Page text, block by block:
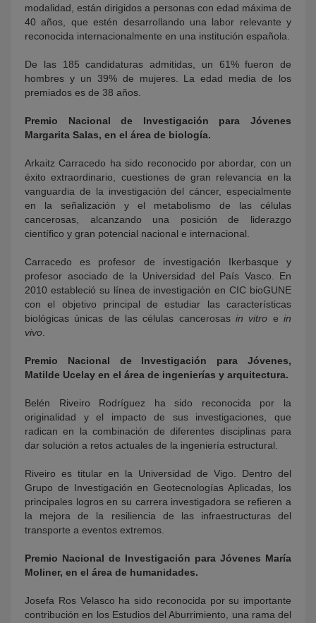
modalidad, están dirigidos a personas con edad máxima de
40 años, que estén desarrollando una labor relevante y
reconocida internacionalmente en una institución española.
De las 185 candidaturas admitidas, un 61% fueron de
hombres y un 39% de mujeres. La edad media de los
premiados es de 38 años.
Premio Nacional de Investigación para Jóvenes
Margarita Salas, en el área de biología.
Arkaitz Carracedo ha sido reconocido por abordar, con un
éxito extraordinario, cuestiones de gran relevancia en la
vanguardia de la investigación del cáncer, especialmente
en la señalización y el metabolismo de las células
cancerosas, alcanzando una posición de liderazgo
científico y gran potencial nacional e internacional.
Carracedo es profesor de investigación Ikerbasque y
profesor asociado de la Universidad del País Vasco. En
2010 estableció su línea de investigación en CIC bioGUNE
con el objetivo principal de estudiar las características
biológicas únicas de las células cancerosas in vitro ein
vivo
Premio Nacional de Investigación para Jóvenes,
Matilde Ucelay en el área de ingenierías y arquitectura.
Belén Riveiro Rodríguez ha sido reconocida por la
originalidad y el impacto de sus investigaciones, que
radican en la combinación de diferentes disciplinas para
dar solución a retos actuales de la ingeniería estructural.
Riveiro es titular en la Universidad de Vigo. Dentro del
Grupo de Investigación en Geotecnologías Aplicadas, los
principales logros en su carrera investigadora se refieren a
la mejora de la resiliencia de las infraestructuras del
transporte a eventos extremos.
Premio Nacional de Investigación para Jóvenes María
Moliner, en el área de humanidades.
Josefa Ros Velasco ha sido reconocida por su importante
contribución en los Estudios del Aburrimiento, una rama del